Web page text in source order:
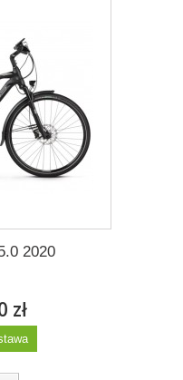
2020
zł